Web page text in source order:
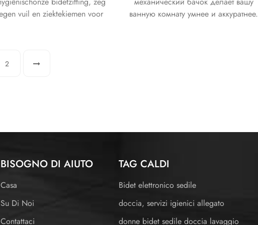
vuil en ziektekiemen voor
ванную комнату умнее и аккуратнее.
2
BISOGNO DI AIUTO
Casa
Su Di Noi
Contattaci
TAG CALDI
Bidet elettronico sedile
doccia, servizi igienici allegato
donne bidet sedile doccia lavaggio